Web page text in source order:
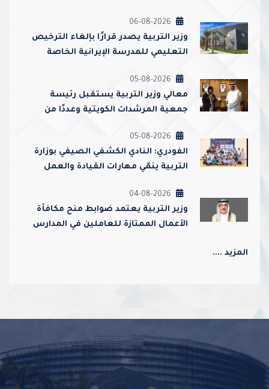
06-08-2026
وزير التربية يصدر قرارًا بإلغاء الترخيص
التعليمي للمدرسة الإيرانية الخاصة
05-08-2026
معالي وزير التربية يستقبل رئيسة
جمعية المرشدات الكويتية وعددًا من
05-08-2026
الفودري: النادي الكشفي الصيفي بوزارة
التربية ينمّي مهارات القيادة والعمل
04-08-2026
وزير التربية يعتمد ضوابط منح مكافأة
الأعمال الممتازة للعاملين في المدارس
المزيد ....